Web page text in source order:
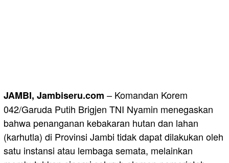
JAMBI, Jambiseru.com – Komandan Korem
042/Garuda Putih Brigjen TNI Nyamin menegaskan
bahwa penanganan kebakaran hutan dan lahan
(karhutla) di Provinsi Jambi tidak dapat dilakukan oleh
satu instansi atau lembaga semata, melainkan